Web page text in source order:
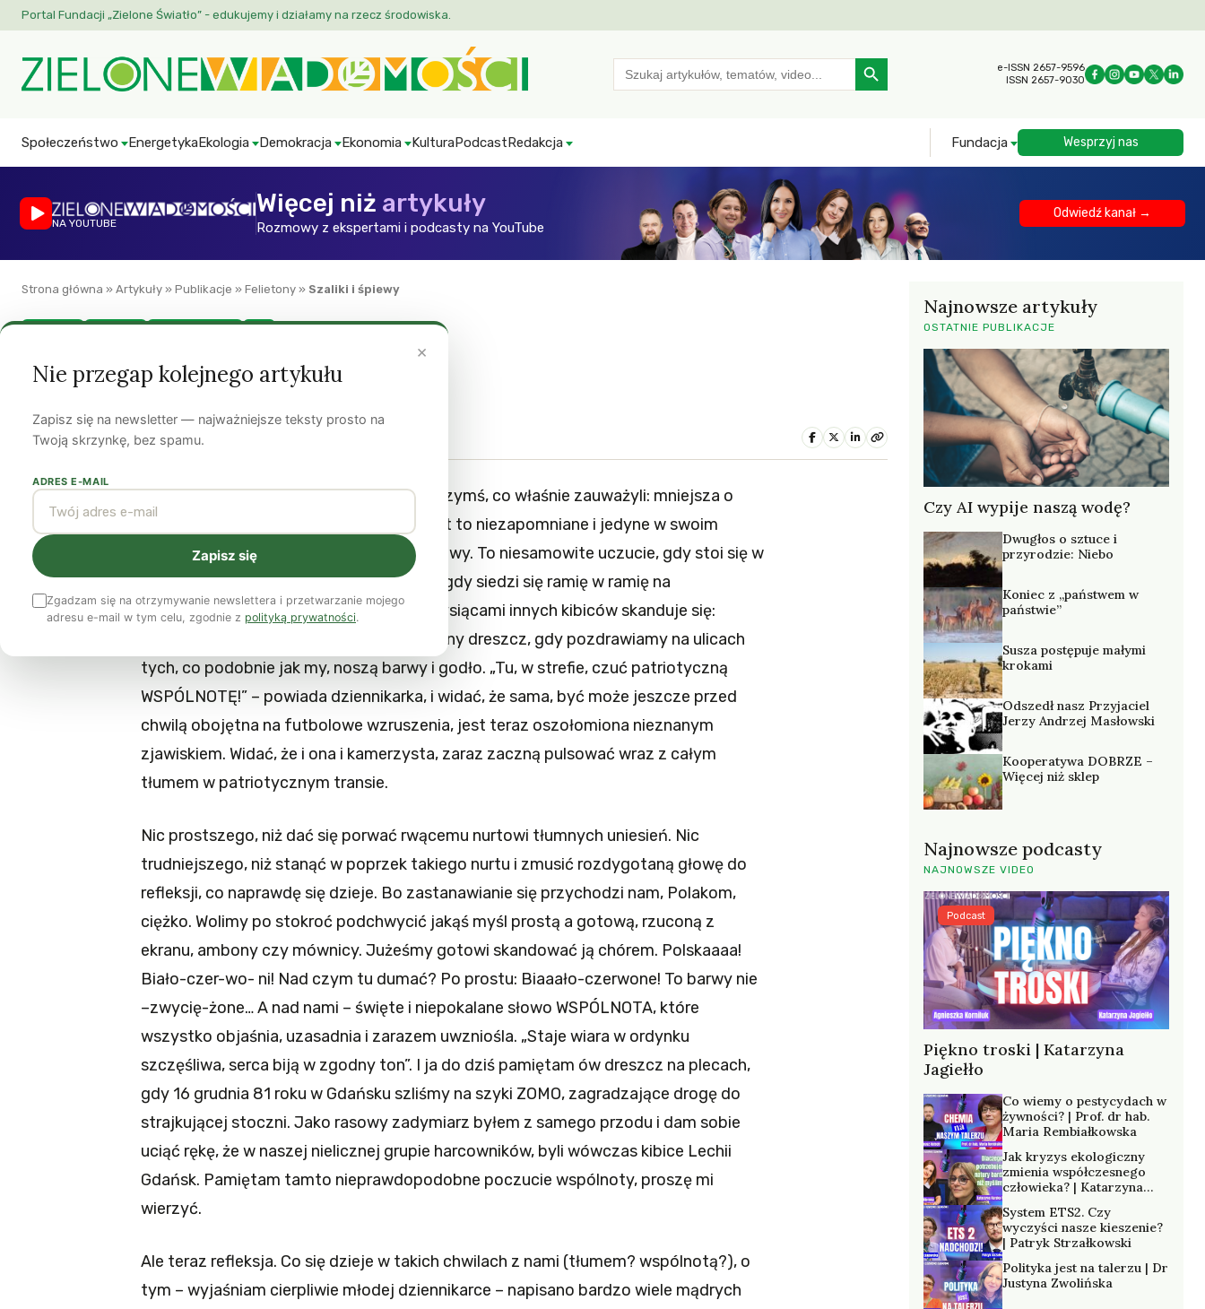
Portal Fundacji „Zielone Światło” - edukujemy i działamy na rzecz środowiska.
Search
for:
Search Button
e-ISSN 2657-9596
ISSN 2657-9030
Społeczeństwo EnergetykaEkologia Demokracja Ekonomia KulturaPodcastRedakcja Fundacja Wesprzyj nas
NA YOUTUBE
Więcej niż artykuły
Rozmowy z ekspertami i podcasty na YouTube
Odwiedź kanał →
Strona główna » Artykuły » Publikacje » Felietony » Szaliki i śpiewy
Szaliki i śpiewy
FELIETONY SPORTOWE17 czerwca 2012
Dziennikarze w telewizji zachłystują się czymś, co właśnie zauważyli: mniejsza o
przegrane mecze, stokroć ważniejsze jest to niezapomniane i jedyne w swoim
rodzaju przeżycie wspólnoty. Szaliki i śpiewy. To niesamowite uczucie, gdy stoi się w
biało-czerwonym tłumie w strefie kibica, gdy siedzi się ramię w ramię na
rozkołysanej trybunie stadionu i wraz z tysiącami innych kibiców skanduje się:
Polskaaa! Polskaaa!!! Czujemy niecodzienny dreszcz, gdy pozdrawiamy na ulicach
tych, co podobnie jak my, noszą barwy i godło. „Tu, w strefie, czuć patriotyczną
WSPÓLNOTĘ!” – powiada dziennikarka, i widać, że sama, być może jeszcze przed
chwilą obojętna na futbolowe wzruszenia, jest teraz oszołomiona nieznanym
zjawiskiem. Widać, że i ona i kamerzysta, zaraz zaczną pulsować wraz z całym
tłumem w patriotycznym transie.
Nic prostszego, niż dać się porwać rwącemu nurtowi tłumnych uniesień. Nic
trudniejszego, niż stanąć w poprzek takiego nurtu i zmusić rozdygotaną głowę do
refleksji, co naprawdę się dzieje. Bo zastanawianie się przychodzi nam, Polakom,
ciężko. Wolimy po stokroć podchwycić jakąś myśl prostą a gotową, rzuconą z
ekranu, ambony czy mównicy. Jużeśmy gotowi skandować ją chórem. Polskaaaa!
Biało-czer-wo- ni! Nad czym tu dumać? Po prostu: Biaaało-czerwone! To barwy nie
–zwycię-żone… A nad nami – święte i niepokalane słowo WSPÓLNOTA, które
wszystko objaśnia, uzasadnia i zarazem uwzniośla. „Staje wiara w ordynku
szczęśliwa, serca biją w zgodny ton”. I ja do dziś pamiętam ów dreszcz na plecach,
gdy 16 grudnia 81 roku w Gdańsku szliśmy na szyki ZOMO, zagradzające drogę do
strajkującej stoczni. Jako rasowy zadymiarz byłem z samego przodu i dam sobie
uciąć rękę, że w naszej nielicznej grupie harcowników, byli wówczas kibice Lechii
Gdańsk. Pamiętam tamto nieprawdopodobne poczucie wspólnoty, proszę mi
wierzyć.
Ale teraz refleksja. Co się dzieje w takich chwilach z nami (tłumem? wspólnotą?), o
tym – wyjaśniam cierpliwie młodej dziennikarce – napisano bardzo wiele mądrych
Najnowsze artykuły
OSTATNIE PUBLIKACJE
Czy AI wypije naszą wodę?
Dwugłos o sztuce i
przyrodzie: Niebo
Koniec z „państwem w
państwie”
Susza postępuje małymi
krokami
Odszedł nasz Przyjaciel
Jerzy Andrzej Masłowski
Kooperatywa DOBRZE –
Więcej niż sklep
Najnowsze podcasty
NAJNOWSZE VIDEO
Piękno troski | Katarzyna
Jagiełło
Podcast
Co wiemy o pestycydach w
żywności? | Prof. dr hab.
Maria Rembiałkowska
Jak kryzys ekologiczny
zmienia współczesnego
człowieka? | Katarzyna
System ETS2. Czy
wyczyści nasze kieszenie?
| Patryk Strzałkowski
Polityka jest na talerzu | Dr
Justyna Zwolińska
×
Nie przegap kolejnego artykułu
Zapisz się na newsletter — najważniejsze teksty prosto na
Twoją skrzynkę, bez spamu.
ADRES E-MAIL
Zapisz się
Zgadzam się na otrzymywanie newslettera i przetwarzanie mojego
adresu e-mail w tym celu, zgodnie z polityką prywatności.